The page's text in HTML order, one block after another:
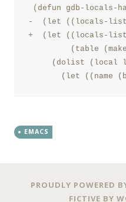
(defun gdb-locals-
-  (let ((locals-list
+  (let ((locals-list
(table
(dolist (local
(let ((name
EMACS
Posts
PROUDLY POWERED
FICTIVE BY